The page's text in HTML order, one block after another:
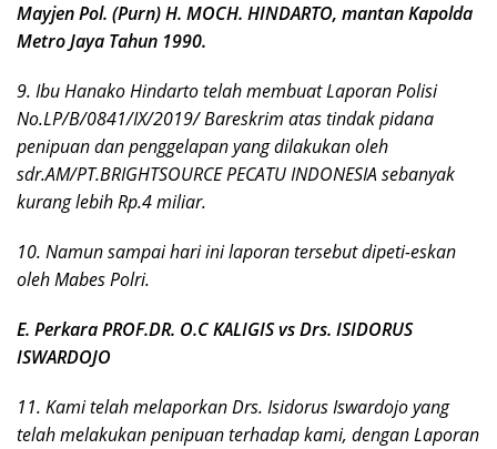
Mayjen Pol. (Purn) H. MOCH. HINDARTO, mantan Kapolda
Metro Jaya Tahun 1990.
9. Ibu Hanako Hindarto telah membuat Laporan Polisi
No.LP/B/0841/IX/2019/ Bareskrim atas tindak pidana
penipuan dan penggelapan yang dilakukan oleh
sdr.AM/PT.BRIGHTSOURCE PECATU INDONESIA sebanyak
kurang lebih Rp.4 miliar.
10. Namun sampai hari ini laporan tersebut dipeti-eskan
oleh Mabes Polri.
E. Perkara PROF.DR. O.C KALIGIS vs Drs. ISIDORUS
ISWARDOJO
11. Kami telah melaporkan Drs. Isidorus Iswardojo yang
telah melakukan penipuan terhadap kami, dengan Laporan